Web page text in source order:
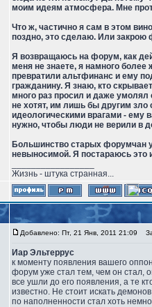
моим идеям атмосфера. Мне
Что ж, частично я сам в этом
поздно, это сделаю. Или закрою
Я возвращаюсь на форум, как
меня не знаете, я намного
превратили альтфинанс и ему
гражданину. Я знаю, кто
много раз просил и даже умолял
не хотят, им лишь бы другим
идеологическими врагами - ему
нужно, чтобы люди не верили в
Большинство старых форумчан
невыносимой. Я постараюсь это
Жизнь - штука странная...
Добавлено: Пт, 21 Янв, 2011 21:09
Иар Эльтеррус
к моменту появления вашего
форум уже стал тем, чем он стал,
все ушли до его появления, а те
известно. Не стоит искать
по наполненности стал хоть